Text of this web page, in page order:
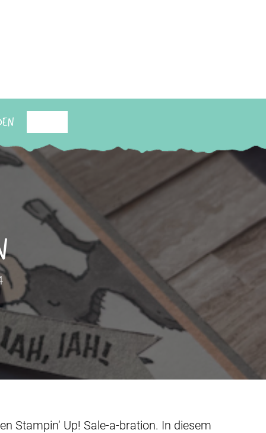
Stampin‘ Up! Sale-a-bration. In diesem